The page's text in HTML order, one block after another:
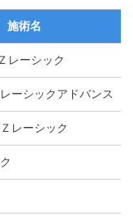
施術名
レーシック
ーシックアドバンス
レーシック